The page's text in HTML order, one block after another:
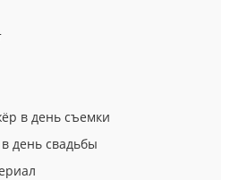
в день съемки
в день свадьбы